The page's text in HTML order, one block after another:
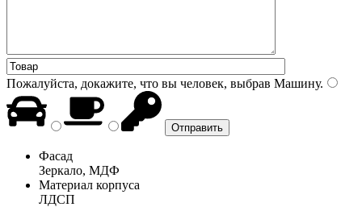
Пожалуйста, докажите, что вы человек, выбрав Машину.
Фасад
Зеркало, МДФ
Материал корпуса
ЛДСП